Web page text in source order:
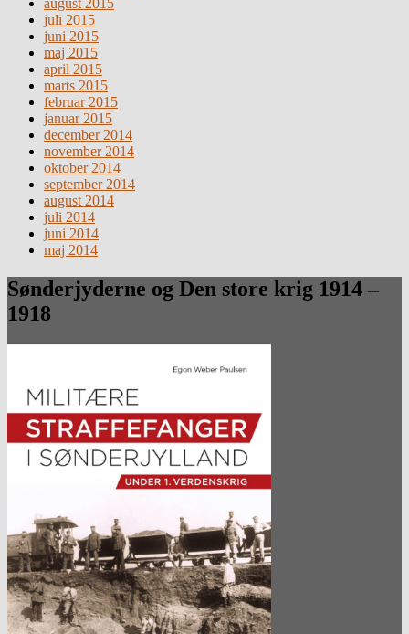
juli 2015
juni 2015
maj 2015
april 2015
marts 2015
februar 2015
januar 2015
december 2014
november 2014
oktober 2014
september 2014
august 2014
juli 2014
juni 2014
maj 2014
Sønderjyderne og Den store krig 1914 –
1918